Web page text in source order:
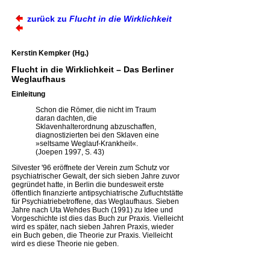
zurück zu Flucht in die Wirklichkeit
Kerstin Kempker (Hg.)
Flucht in die Wirklichkeit – Das Berliner
Weglaufhaus
Einleitung
Schon die Römer, die nicht im Traum
daran dachten, die
Sklavenhalterordnung abzuschaffen,
diagnostizierten bei den Sklaven eine
»seltsame Weglauf-Krankheit«.
(Joepen 1997, S. 43)
Silvester '96 eröffnete der Verein zum Schutz vor
psychiatrischer Gewalt, der sich sieben Jahre zuvor
gegründet hatte, in Berlin die bundesweit erste
öffentlich finanzierte antipsychiatrische Zufluchtstätte
für Psychiatriebetroffene, das Weglaufhaus. Sieben
Jahre nach Uta Wehdes Buch (1991) zu Idee und
Vorgeschichte ist dies das Buch zur Praxis. Vielleicht
wird es später, nach sieben Jahren Praxis, wieder
ein Buch geben, die Theorie zur Praxis. Vielleicht
wird es diese Theorie nie geben.